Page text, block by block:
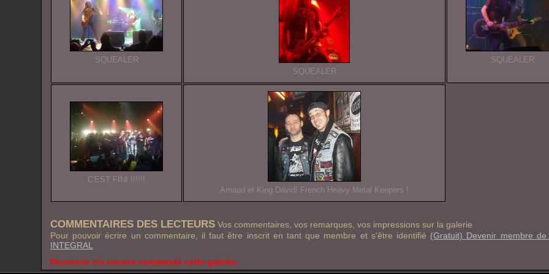
SQUEALER
SQUEALER
SQUEALER
C'EST FINI !!!!!!
Arnaud et King David! French Heavy Metal Keepers !
COMMENTAIRES DES LECTEURS Vos commentaires, vos remarques, vos impressions sur la galerie
Pour pouvoir écrire un commentaire, il faut être inscrit en tant que membre et s'être identifié (Gratuit) Devenir membre de
INTEGRAL
Personne n'a encore commenté cette galerie.